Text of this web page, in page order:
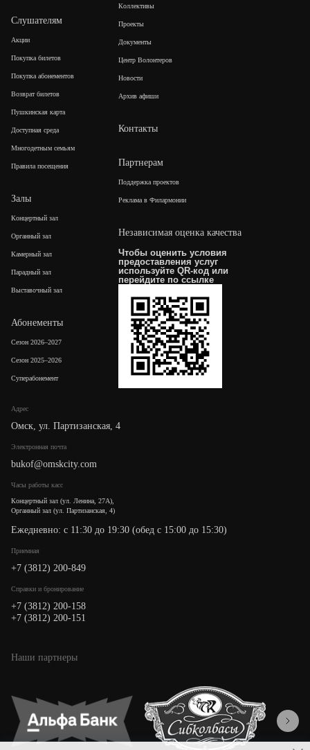
Адрес
Омск, ул. Партизанская, 4
Электронная почта
bukof@omskcity.com
Часы работы касс
Концертный зал (ул. Ленина, 27А),
Органный зал (ул. Партизанская, 4)
Ежедневно: с 11:30 до 19:30 (обед с 15:00 до 15:30)
Приемная
+7 (3812) 200-849
Cправки и бронирование
+7 (3812) 200-158
+7 (3812) 200-151
Слушателям
Акции
Покупка билетов
Покупка абонементов
Возврат билетов
Пушкинская карта
Доступная среда
Многодетным семьям
Правила посещения
Залы
Концертный зал
Органный зал
Камерный зал
Парадный зал
Выставочный зал
Абонементы
Сезон 2026–2027
Сезон 2025–2026
Суперабонемент
Коллективы
Проекты
Документы
Центр Волонтеров
Новости
Архив афиши
Контакты
Партнерам
Поддержка проектов
Реклама в Филармонии
Независимая оценка качества
Чтобы оценить условия
предоставления услуг
используйте QR-код или
перейдите по ссылке
Наши партнеры